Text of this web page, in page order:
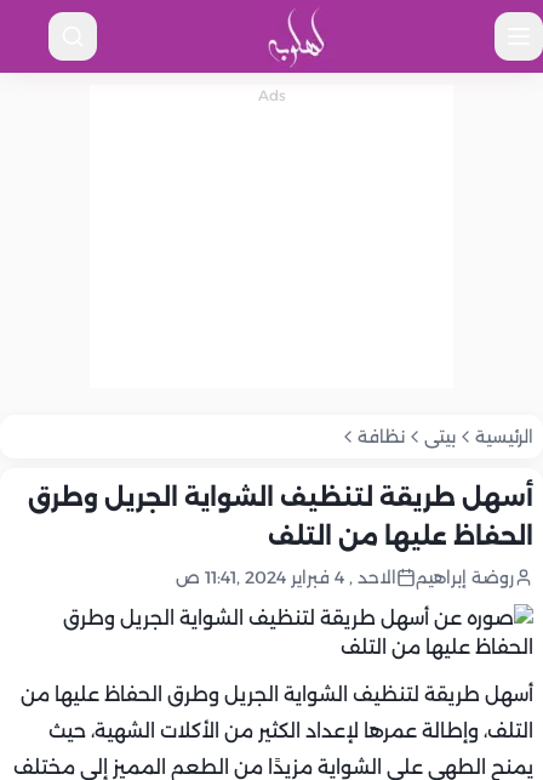
الرئيسية بيتى نظافة
أسهل طريقة لتنظيف الشواية الجريل وطرق
الحفاظ عليها من التلف
روضة إبراهيم الاحد , 4 فبراير 2024 ,11:41 ص
أسهل طريقة لتنظيف الشواية الجريل وطرق الحفاظ عليها من
التلف، وإطالة عمرها لإعداد الكثير من الأكلات الشهية، حيث
يمنح الطهي على الشواية مزيدًا من الطعم المميز إلى مختلف